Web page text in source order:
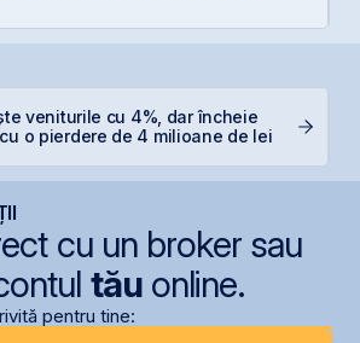
veniturile cu 4%, dar încheie
o pierdere de 4 milioane de lei
cu un broker sau
tăuonline.
pentru tine: